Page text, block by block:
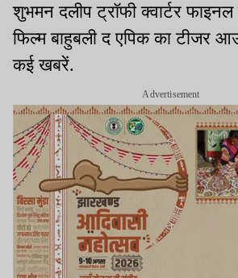
शुभमन दलीप ट्रॉफी क्वार्टर
फिल्म बाहुबली द एपिक का टीजर
कई खबरें.
Advertisement